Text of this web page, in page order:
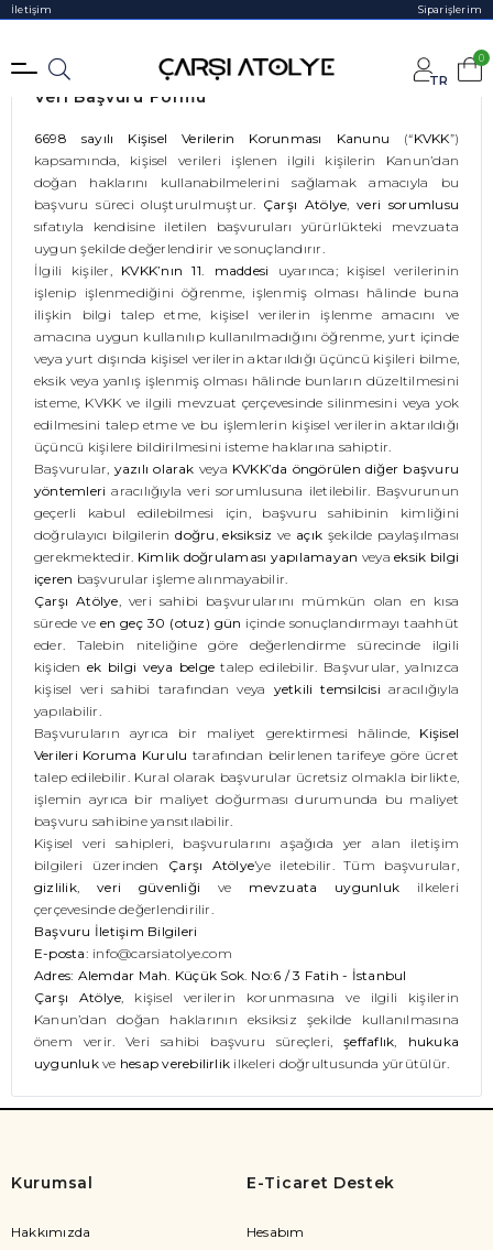
İletişim Siparişlerim
TR
0
Veri Başvuru Formu
6698 sayılı Kişisel Verilerin Korunması Kanunu (“KVKK”)
kapsamında, kişisel verileri işlenen ilgili kişilerin Kanun’dan
doğan haklarını kullanabilmelerini sağlamak amacıyla bu
başvuru süreci oluşturulmuştur. Çarşı Atölye,veri sorumlusu
sıfatıyla kendisine iletilen başvuruları yürürlükteki mevzuata
uygun şekilde değerlendirir ve sonuçlandırır.
İlgili kişiler, KVKK’nın 11. maddesi uyarınca; kişisel verilerinin
işlenip işlenmediğini öğrenme, işlenmiş olması hâlinde buna
ilişkin bilgi talep etme, kişisel verilerin işlenme amacını ve
amacına uygun kullanılıp kullanılmadığını öğrenme, yurt içinde
veya yurt dışında kişisel verilerin aktarıldığı üçüncü kişileri bilme,
eksik veya yanlış işlenmiş olması hâlinde bunların düzeltilmesini
isteme, KVKK ve ilgili mevzuat çerçevesinde silinmesini veya yok
edilmesini talep etme ve bu işlemlerin kişisel verilerin aktarıldığı
üçüncü kişilere bildirilmesini isteme haklarına sahiptir.
Başvurular, yazılı olarak veya KVKK’da öngörülen diğer başvuru
yöntemleri aracılığıyla veri sorumlusuna iletilebilir. Başvurunun
geçerli kabul edilebilmesi için, başvuru sahibinin kimliğini
doğrulayıcı bilgilerindoğru,eksiksiz ve açık şekilde paylaşılması
gerekmektedir. Kimlik doğrulaması yapılamayan veyaeksik bilgi
içeren başvurular işleme alınmayabilir.
Çarşı Atölye, veri sahibi başvurularını mümkün olan en kısa
sürede ve en geç 30 (otuz) gün içinde sonuçlandırmayı taahhüt
eder. Talebin niteliğine göre değerlendirme sürecinde ilgili
kişidenek bilgi veya belge talep edilebilir. Başvurular, yalnızca
kişisel veri sahibi tarafından veya yetkili temsilcisi aracılığıyla
yapılabilir.
Başvuruların ayrıca bir maliyet gerektirmesi hâlinde, Kişisel
Verileri Koruma Kurulu tarafından belirlenen tarifeye göre ücret
talep edilebilir. Kural olarak başvurular ücretsiz olmakla birlikte,
işlemin ayrıca bir maliyet doğurması durumunda bu maliyet
başvuru sahibine yansıtılabilir.
Kişisel veri sahipleri, başvurularını aşağıda yer alan iletişim
bilgileri üzerinden Çarşı Atölye’ye iletebilir. Tüm başvurular,
gizlilik,veri güvenliği ve mevzuata uygunluk ilkeleri
çerçevesinde değerlendirilir.
Başvuru İletişim Bilgileri
E-posta: info@carsiatolye.com
Adres: Alemdar Mah. Küçük Sok. No:6 / 3 Fatih - İstanbul
Çarşı Atölye, kişisel verilerin korunmasına ve ilgili kişilerin
Kanun’dan doğan haklarının eksiksiz şekilde kullanılmasına
önem verir. Veri sahibi başvuru süreçleri,şeffaflık, hukuka
uygunlukve hesap verebilirlik ilkeleri doğrultusunda yürütülür.
Kurumsal
Hakkımızda
E-Ticaret Destek
Hesabım